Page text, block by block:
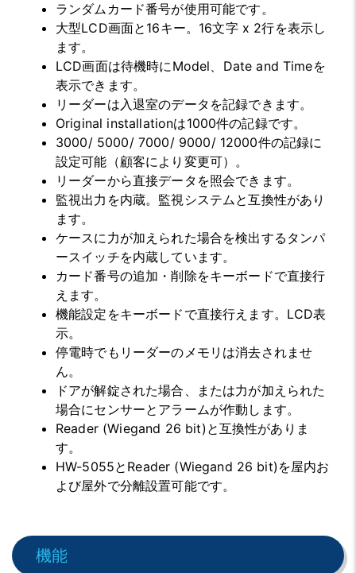
ランダムカード番号が使用可能です。
大型LCD画面と16キー。16文字 x 2行を表示し
ます。
LCD画面は待機時にModel、Date and Timeを
表示できます。
リーダーは入退室のデータを記録できます。
Original installationは1000件の記録です。
3000/ 5000/ 7000/ 9000/ 12000件の記録に
設定可能（顧客により変更可）。
リーダーから直接データを照会できます。
監視出力を内蔵。監視システムと互換性があり
ます。
ケースに力が加えられた場合を検出するタンパ
ースイッチを内蔵しています。
カード番号の追加・削除をキーボードで直接行
えます。
機能設定をキーボードで直接行えます。LCD表
示。
停電時でもリーダーのメモリは消去されませ
ん。
ドアが解錠された場合、または力が加えられた
場合にセンサーとアラームが作動します。
Reader (Wiegand 26 bit)と互換性がありま
す。
HW-5055とReader (Wiegand 26 bit)を屋内お
よび屋外で分離設置可能です。
機能